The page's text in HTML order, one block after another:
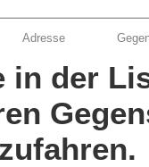
Adresse
in der